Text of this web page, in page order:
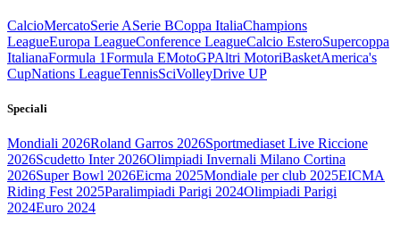
CalcioMercatoSerie ASerie BCoppa ItaliaChampions
LeagueEuropa LeagueConference LeagueCalcio EsteroSupercoppa
ItalianaFormula 1Formula EMotoGPAltri MotoriBasketAmerica's
CupNations LeagueTennisSciVolleyDrive UP
Speciali
Mondiali 2026Roland Garros 2026Sportmediaset Live Riccione
2026Scudetto Inter 2026Olimpiadi Invernali Milano Cortina
2026Super Bowl 2026Eicma 2025Mondiale per club 2025EICMA
Riding Fest 2025Paralimpiadi Parigi 2024Olimpiadi Parigi
2024Euro 2024